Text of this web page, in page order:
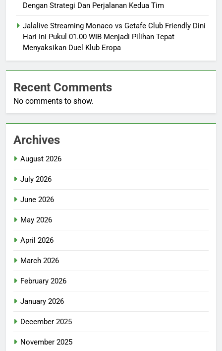
Dengan Strategi Dan Perjalanan Kedua Tim
Jalalive Streaming Monaco vs Getafe Club Friendly Dini
Hari Ini Pukul 01.00 WIB Menjadi Pilihan Tepat
Menyaksikan Duel Klub Eropa
Recent Comments
No comments to show.
Archives
August 2026
July 2026
June 2026
May 2026
April 2026
March 2026
February 2026
January 2026
December 2025
November 2025